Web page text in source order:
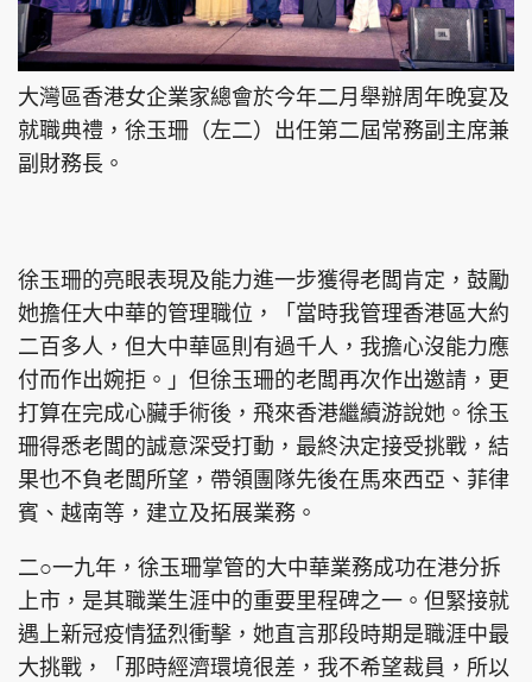
大灣區香港女企業家總會於今年二月舉辦周年晚宴及
就職典禮，徐玉珊（左二）出任第二屆常務副主席兼
副財務長。
徐玉珊的亮眼表現及能力進一步獲得老闆肯定，鼓勵
她擔任大中華的管理職位，「當時我管理香港區大約
二百多人，但大中華區則有過千人，我擔心沒能力應
付而作出婉拒。」但徐玉珊的老闆再次作出邀請，更
打算在完成心臟手術後，飛來香港繼續游說她。徐玉
珊得悉老闆的誠意深受打動，最終決定接受挑戰，結
果也不負老闆所望，帶領團隊先後在馬來西亞、菲律
賓、越南等，建立及拓展業務。
二○一九年，徐玉珊掌管的大中華業務成功在港分拆
上市，是其職業生涯中的重要里程碑之一。但緊接就
遇上新冠疫情猛烈衝擊，她直言那段時期是職涯中最
大挑戰，「那時經濟環境很差，我不希望裁員，所以